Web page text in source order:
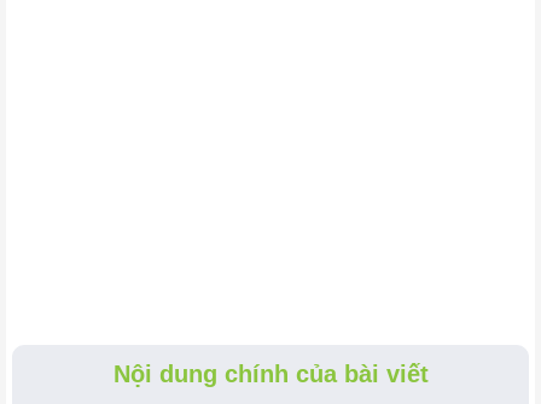
Nội dung chính của bài viết